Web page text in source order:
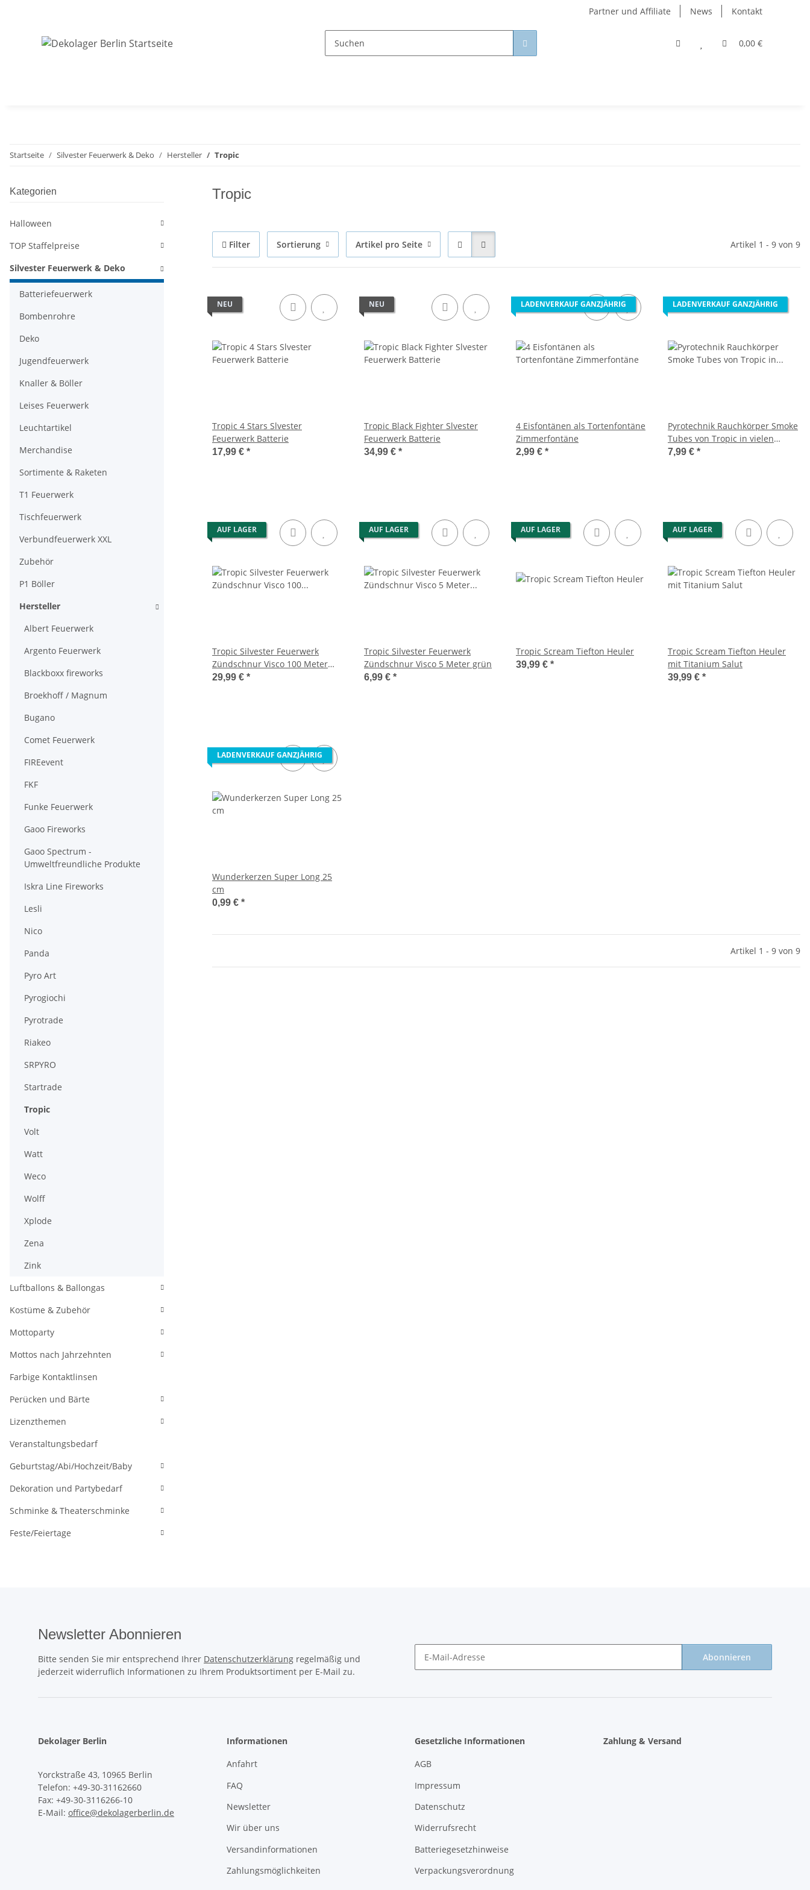
Partner und Affiliate News Kontakt
0,00 €
Startseite Silvester Feuerwerk & Deko Hersteller Tropic
Tropic
Filter Sortierung Artikel pro Seite Artikel 1 - 9 von 9
NEU
Tropic 4 Stars Slvester
Feuerwerk Batterie
17,99 € *
NEU
Tropic Black Fighter Slvester
Feuerwerk Batterie
34,99 € *
LADENVERKAUF GANZJÄHRIG
4 Eisfontänen als Tortenfontäne
Zimmerfontäne
2,99 € *
LADENVERKAUF GANZJÄHRIG
Pyrotechnik Rauchkörper Smoke
Tubes von Tropic in vielen
Farben
7,99 € *
AUF LAGER
Tropic Silvester Feuerwerk
Zündschnur Visco 100 Meter
grün
29,99 € *
AUF LAGER
Tropic Silvester Feuerwerk
Zündschnur Visco 5 Meter grün
6,99 € *
AUF LAGER
Tropic Scream Tiefton Heuler
39,99 € *
AUF LAGER
Tropic Scream Tiefton Heuler
mit Titanium Salut
39,99 € *
LADENVERKAUF GANZJÄHRIG
Wunderkerzen Super Long 25
cm
0,99 € *
Artikel 1 - 9 von 9
Kategorien
Halloween
TOP Staffelpreise
Silvester Feuerwerk & Deko
Batteriefeuerwerk
Bombenrohre
Deko
Jugendfeuerwerk
Knaller & Böller
Leises Feuerwerk
Leuchtartikel
Merchandise
Sortimente & Raketen
T1 Feuerwerk
Tischfeuerwerk
Verbundfeuerwerk XXL
Zubehör
P1 Böller
Hersteller
Albert Feuerwerk
Argento Feuerwerk
Blackboxx fireworks
Broekhoff / Magnum
Bugano
Comet Feuerwerk
FIREevent
FKF
Funke Feuerwerk
Gaoo Fireworks
Gaoo Spectrum -
Umweltfreundliche Produkte
Iskra Line Fireworks
Lesli
Nico
Panda
Pyro Art
Pyrogiochi
Pyrotrade
Riakeo
SRPYRO
Startrade
Tropic
Volt
Watt
Weco
Wolff
Xplode
Zena
Zink
Luftballons & Ballongas
Kostüme & Zubehör
Mottoparty
Mottos nach Jahrzehnten
Farbige Kontaktlinsen
Perücken und Bärte
Lizenzthemen
Veranstaltungsbedarf
Geburtstag/Abi/Hochzeit/Baby
Dekoration und Partybedarf
Schminke & Theaterschminke
Feste/Feiertage
Newsletter Abonnieren
Bitte senden Sie mir entsprechend Ihrer Datenschutzerklärung regelmäßig und
jederzeit widerruflich Informationen zu Ihrem Produktsortiment per E-Mail zu.
Abonnieren
Dekolager Berlin
Yorckstraße 43, 10965 Berlin
Telefon: +49-30-31162660
Fax: +49-30-3116266-10
E-Mail: office@dekolagerberlin.de
Informationen
Anfahrt
FAQ
Newsletter
Wir über uns
Versandinformationen
Zahlungsmöglichkeiten
Gesetzliche Informationen
AGB
Impressum
Datenschutz
Widerrufsrecht
Batteriegesetzhinweise
Verpackungsverordnung
Zahlung & Versand